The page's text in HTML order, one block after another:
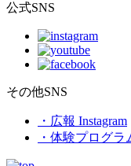
公式SNS
その他SNS
・広報 Instagram
・体験プログラ